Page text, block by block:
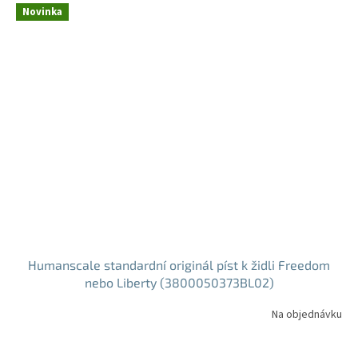
Novinka
Humanscale standardní originál píst k židli Freedom
nebo Liberty (3800050373BL02)
Na objednávku